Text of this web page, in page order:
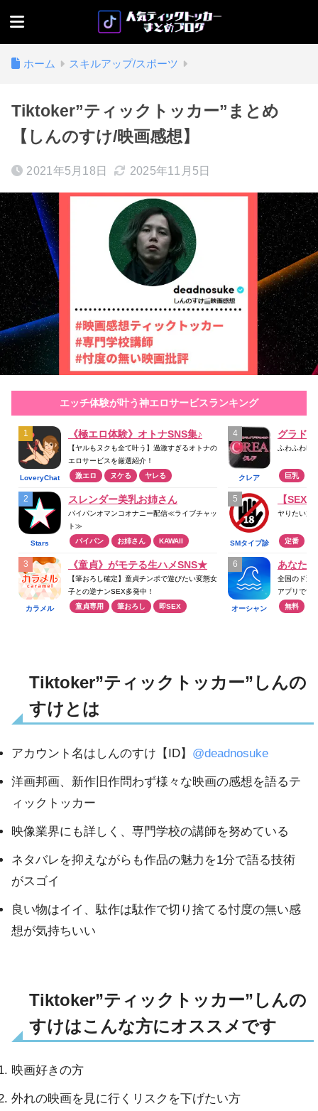
ホーム スキルアップ/スポーツ
Tiktoker”ティックトッカー”まとめ
【しんのすけ/映画感想】
2021年5月18日 2025年11月5日
エッチ体験が叶う神エロサービスランキング
LoveryChat
《極エロ体験》オトナSNS集♪
【ヤルもヌクも全て叶う】過激すぎるオトナの
エロサービスを厳選紹介！
激エロ
ヌケる ヤレる
Stars
スレンダー美乳お姉さん
パイパンオマンコオナニー配信≪ライブチャッ
ト≫
パイパン
お姉さん KAWAII
カラメル
《童貞》がモテる生ハメSNS★
【筆おろし確定】童貞チンポで遊びたい変態女
子との逆ナンSEX多発中！
童貞専用
筆おろし 即SEX
クレア
ふわふわF
巨乳
SMタイプ診
【SEX
ヤりたい放
定番
オーシャン
あなた
全国のド変
アプリです
無料
Tiktoker”ティックトッカー”しんの
すけとは
アカウント名はしんのすけ【ID】 @deadnosuke
洋画邦画、新作旧作問わず様々な映画の感想を語るテ
ィックトッカー
映像業界にも詳しく、専門学校の講師を努めている
ネタバレを抑えながらも作品の魅力を1分で語る技術
がスゴイ
良い物はイイ、駄作は駄作で切り捨てる忖度の無い感
想が気持ちいい
Tiktoker”ティックトッカー”しんの
すけはこんな方にオススメです
映画好きの方
外れの映画を見に行くリスクを下げたい方